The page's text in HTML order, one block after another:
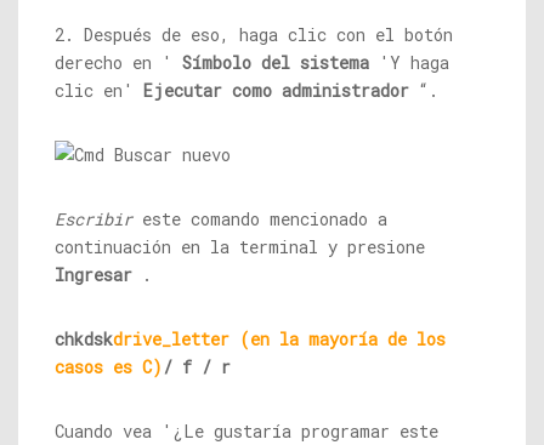
2. Después de eso, haga clic con el botón
derecho en ' Símbolo del sistema 'Y haga
clic en' Ejecutar como administrador “.
Escribireste comando mencionado a
continuación en la terminal y presione
Ingresar .
chkdskdrive_letter (en la mayoría de los
casos es C) / f / r
Cuando vea '¿Le gustaría programar este